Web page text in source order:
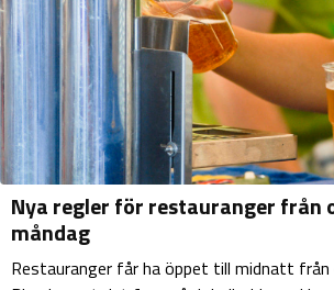
Nya regler för restauranger från
måndag
Restauranger får ha öppet till midnatt från